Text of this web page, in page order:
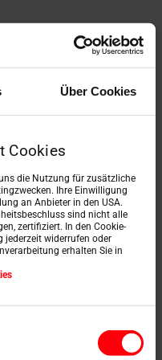
Über Cookies
Cookies
die Nutzung für zusätzliche
Ihre Einwilligung
an Anbieter in den USA.
sind nicht alle
zertifiziert. In den Cookie-
jederzeit widerrufen oder
erhalten Sie in
mit einer Gaube
werden
Dachausbau zum
Dann machen Sie
hat einige Vorteile:
unversehrt
einbauen
nutzen Sie